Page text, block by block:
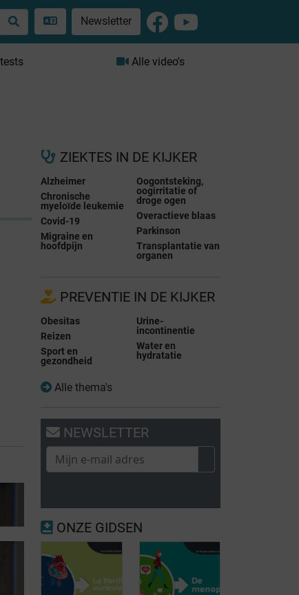
Newsletter
Alle video's
ZIEKTES IN DE KIJKER
Alzheimer
Chronische
myeloïde leukemie
Covid-19
Migraine en
hoofdpijn
Oogontsteking,
oogirritatie of
droge ogen
Overactieve blaas
Parkinson
Transplantatie van
organen
PREVENTIE IN DE KIJKER
Obesitas
Reizen
Sport en
gezondheid
Urine-
incontinentie
Water en
hydratatie
Alle thema's
NEWSLETTER
ONZE GIDSEN